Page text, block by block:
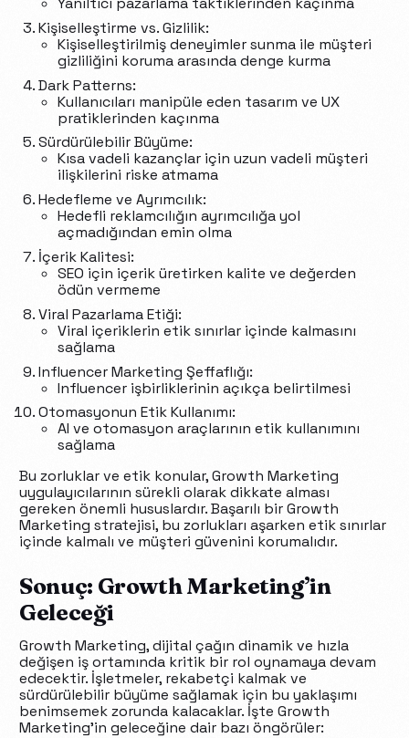
Kişiselleştirme vs. Gizlilik:
Kişiselleştirilmiş deneyimler sunma ile müşteri
gizliliğini koruma arasında denge kurma
Dark Patterns:
Kullanıcıları manipüle eden tasarım ve UX
pratiklerinden kaçınma
Sürdürülebilir Büyüme:
Kısa vadeli kazançlar için uzun vadeli müşteri
ilişkilerini riske atmama
Hedefleme ve Ayrımcılık:
Hedefli reklamcılığın ayrımcılığa yol
açmadığından emin olma
İçerik Kalitesi:
SEO için içerik üretirken kalite ve değerden
ödün vermeme
Viral Pazarlama Etiği:
Viral içeriklerin etik sınırlar içinde kalmasını
sağlama
Influencer Marketing Şeffaflığı:
Influencer işbirliklerinin açıkça belirtilmesi
Otomasyonun Etik Kullanımı:
AI ve otomasyon araçlarının etik kullanımını
sağlama
Bu zorluklar ve etik konular, Growth Marketing
uygulayıcılarının sürekli olarak dikkate alması
gereken önemli hususlardır. Başarılı bir Growth
Marketing stratejisi, bu zorlukları aşarken etik sınırlar
içinde kalmalı ve müşteri güvenini korumalıdır.
Sonuç: Growth Marketing’in
Geleceği
Growth Marketing, dijital çağın dinamik ve hızla
değişen iş ortamında kritik bir rol oynamaya devam
edecektir. İşletmeler, rekabetçi kalmak ve
sürdürülebilir büyüme sağlamak için bu yaklaşımı
benimsemek zorunda kalacaklar. İşte Growth
Marketing’in geleceğine dair bazı öngörüler: